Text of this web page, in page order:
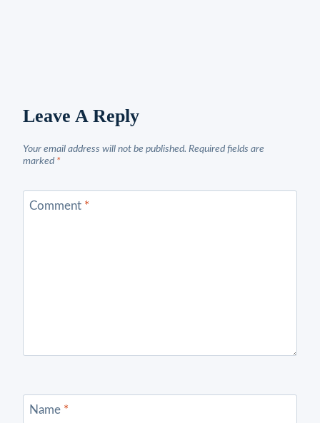
Leave A Reply
Your email address will not be published. Required fields are
marked *
Comment *
Name *